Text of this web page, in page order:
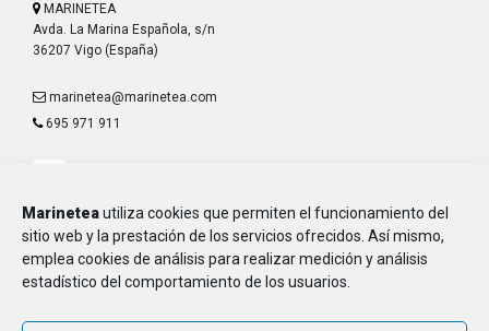
Marineteautiliza cookies que permiten el funcionamiento del
sitio web y la prestación de los servicios ofrecidos. Así mismo,
emplea cookies de análisis para realizar medición y análisis
estadístico del comportamiento de los usuarios.
MARINETEA
Avda. La Marina Española, s/n
36207 Vigo (España)
marinetea@marinetea.com
695 971 911
Aviso Legal
Política de Privacidad
Política de Cookies